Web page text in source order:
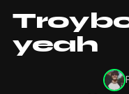
yeah